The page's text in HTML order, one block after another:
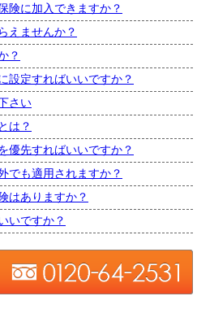
険に加入できますか？
えませんか？
？
設定すればいいですか？
さい
は？
優先すればいいですか？
でも適用されますか？
はありますか？
いですか？